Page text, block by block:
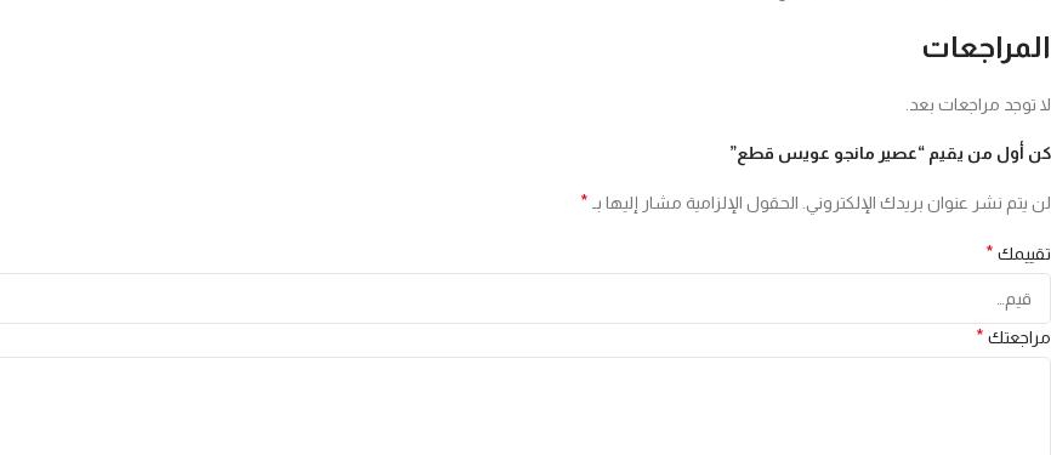
المراجعات
لا توجد مراجعات بعد.
كن أول من يقيم “عصير مانجو عويس قطع”
لن يتم نشر عنوان بريدك الإلكتروني. الحقول الإلزامية مشار إليها بـ *
تقييمك *
مراجعتك *